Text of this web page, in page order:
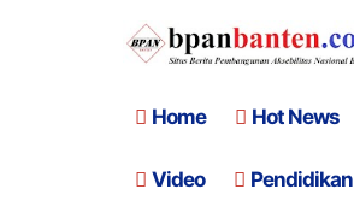
Home Hot News
Video Pendidikan